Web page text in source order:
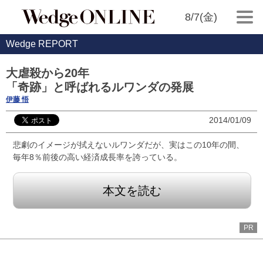
8/7(金)
Wedge REPORT
大虐殺から20年
「奇跡」と呼ばれるルワンダの発展
伊藤 悟
2014/01/09
悲劇のイメージが拭えないルワンダだが、実はこの10年の間、
毎年8％前後の高い経済成長率を誇っている。
本文を読む
PR